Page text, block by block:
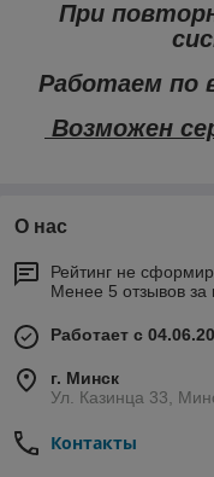
При
Работаем по
Возможен
О нас
Рейтинг не
Менее 5 отзывов за
Работает с
г. Минск
Ул. Казинца 33,
Контакты